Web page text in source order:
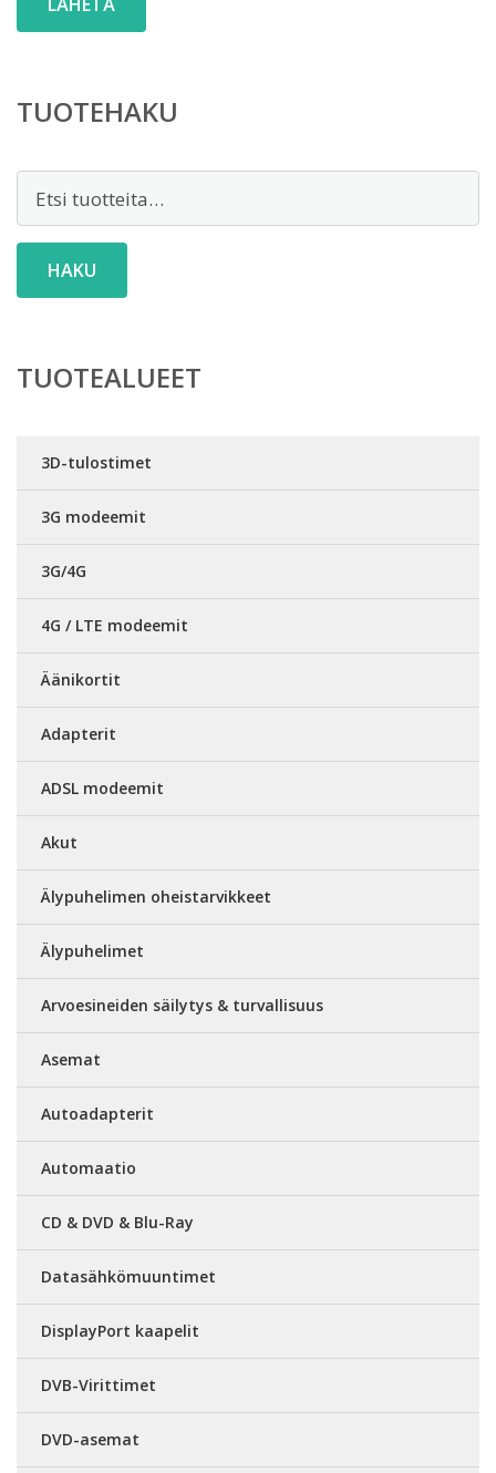
TUOTEHAKU
HAKU
TUOTEALUEET
3D-tulostimet
3G modeemit
3G/4G
4G / LTE modeemit
Äänikortit
Adapterit
ADSL modeemit
Akut
Älypuhelimen oheistarvikkeet
Älypuhelimet
Arvoesineiden säilytys & turvallisuus
Asemat
Autoadapterit
Automaatio
CD & DVD & Blu-Ray
Datasähkömuuntimet
DisplayPort kaapelit
DVB-Virittimet
DVD-asemat